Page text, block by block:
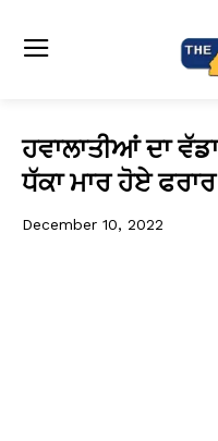
ਹਵਾਲਾਤੀਆਂ ਦਾ
ਧੱਕਾ ਮਾਰ ਹੋਏ ਫਰਾਰ
December 10, 2022